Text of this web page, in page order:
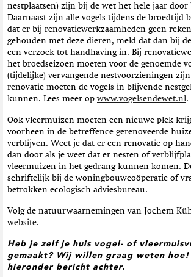
nestplaatsen) zijn bij de wet het hele jaar door
Daarnaast zijn alle vogels tijdens de broedtijd
dat er bij renovatiewerkzaamheden geen
gehouden met deze dieren, meld dat dan bij
een verzoek tot handhaving in. Bij
het broedseizoen moeten voor de genoemde
(tijdelijke) vervangende nestvoorzieningen zijn
renovatie moeten de vogels in blijvende
kunnen. Lees meer opwww.vogelsendewet.nl.
Ook vleermuizen moeten een nieuwe plek
voorheen in de betreffence gerenoveerde
verblijven. Weet je dat er een renovatie op
dan door als je weet dat er nesten of
vleermuizen in het gedrang kunnen komen.
schriftelijk bij de woningbouwcoöperatie of
betrokken ecologisch adviesbureau.
Volg de natuurwaarnemingen van Jochem
website.
Heb je zelf je huis vogel- of
gemaakt? Wij willen graag weten hoe!
hieronder bericht achter.